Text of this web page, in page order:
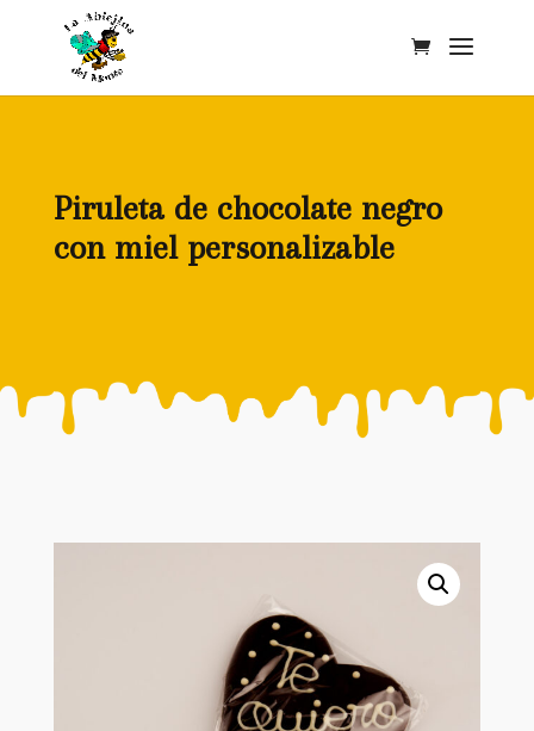
Piruleta de chocolate negro
con miel personalizable